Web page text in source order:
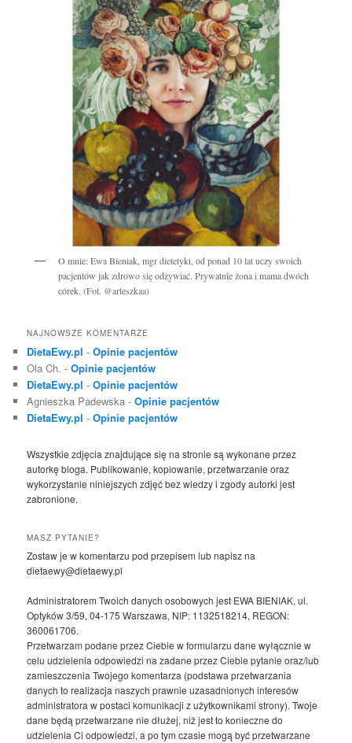
O mnie: Ewa Bieniak, mgr dietetyki, od ponad 10 lat uczy swoich
pacjentów jak zdrowo się odżywiać. Prywatnie żona i mama dwóch
córek. (Fot. @arteszkaa)
NAJNOWSZE KOMENTARZE
DietaEwy.pl -Opinie pacjentów
Ola Ch. -Opinie pacjentów
DietaEwy.pl -Opinie pacjentów
Agnieszka Padewska -Opinie pacjentów
DietaEwy.pl -Opinie pacjentów
Wszystkie zdjęcia znajdujące się na stronie są wykonane przez
autorkę bloga. Publikowanie, kopiowanie, przetwarzanie oraz
wykorzystanie niniejszych zdjęć bez wiedzy i zgody autorki jest
zabronione.
MASZ PYTANIE?
Zostaw je w komentarzu pod przepisem lub napisz na
dietaewy@dietaewy.pl
Administratorem Twoich danych osobowych jest EWA BIENIAK, ul.
Optyków 3/59, 04-175 Warszawa, NIP: 1132518214, REGON:
360061706.
Przetwarzam podane przez Ciebie w formularzu dane wyłącznie w
celu udzielenia odpowiedzi na zadane przez Ciebie pytanie oraz/lub
zamieszczenia Twojego komentarza (podstawa przetwarzania
danych to realizacja naszych prawnie uzasadnionych interesów
administratora w postaci komunikacji z użytkownikami strony). Twoje
dane będą przetwarzane nie dłużej, niż jest to konieczne do
udzielenia Ci odpowiedzi, a po tym czasie mogą być przetwarzane